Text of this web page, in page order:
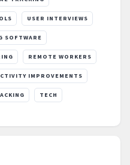
USER INTERVIEWS
SOFTWARE
REMOTE WORKERS
IMPROVEMENTS
TECH